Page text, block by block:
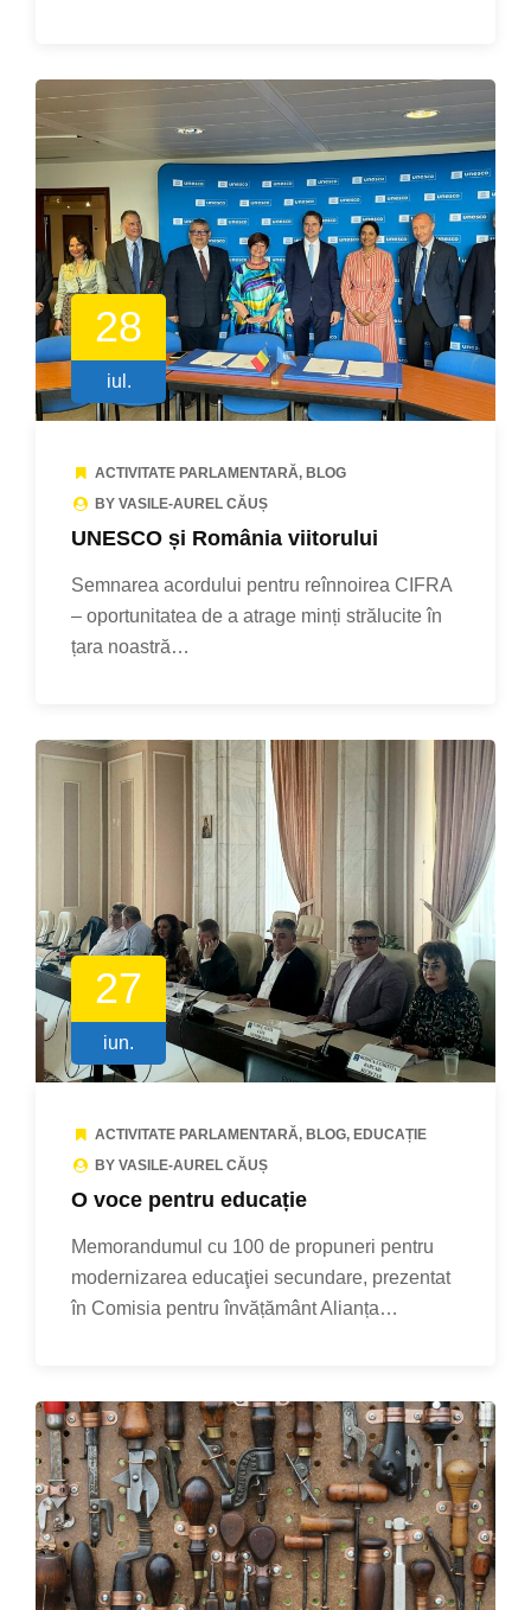
28
iul.
ACTIVITATE PARLAMENTARĂ, BLOG
BY VASILE-AUREL CĂUȘ
UNESCO și România viitorului
Semnarea acordului pentru reînnoirea CIFRA
– oportunitatea de a atrage minți strălucite în
țara noastră…
27
iun.
ACTIVITATE PARLAMENTARĂ, BLOG, EDUCAȚIE
BY VASILE-AUREL CĂUȘ
O voce pentru educație
Memorandumul cu 100 de propuneri pentru
modernizarea educaţiei secundare, prezentat
în Comisia pentru învățământ Alianța…